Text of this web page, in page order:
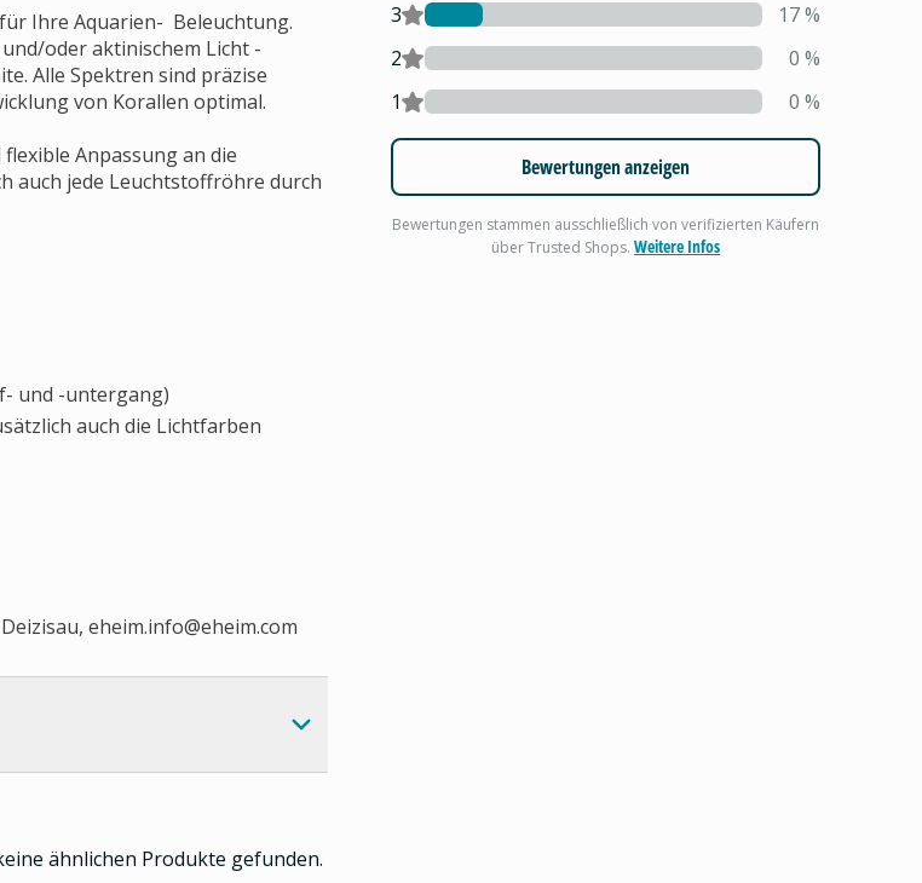
Ihre Aquarien- Beleuchtung.
oder aktinischem Licht -
Alle Spektren sind präzise
von Korallen optimal.
Anpassung an die
auch jede Leuchtstoffröhre durch
und -untergang)
auch die Lichtfarben
eheim.info@eheim.com
3
17%
2
0 %
1
0 %
Bewertungen anzeigen
Bewertungen stammen ausschließlich von verifizierten Käufern
über Trusted Shops.Weitere Infos
ähnlichen Produkte gefunden.